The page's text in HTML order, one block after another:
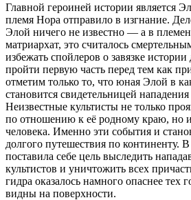
Главной героиней истории является
племя Нора отправило в изгнание.
Элой ничего не известно — а в
матриархат, это считалось
избежать спойлеров о завязке истории
пройти первую часть перед тем как
отметим только то, что юная Элой в
становится свидетельницей
Неизвестные культисты не только
по отношению к её родному краю, но
человека. Именно эти события и
долгого путешествия по континенту.
поставила себе цель выследить
культистов и уничтожить всех
гидра оказалось намного опаснее тех
видны на поверхности.